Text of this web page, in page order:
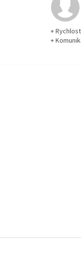
+ Rychlost
+